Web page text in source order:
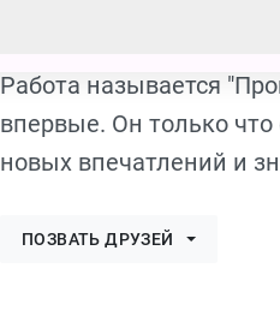
Работа называется
впервые. Он только что
новых впечатлений и
ПОЗВАТЬ ДРУЗЕЙ